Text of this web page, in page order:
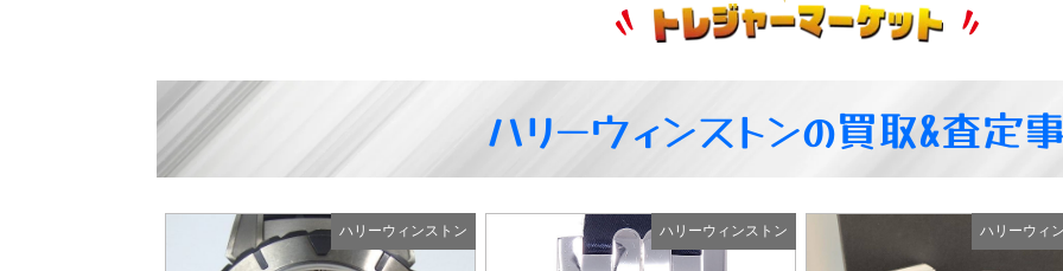
ハリーウィンストンの買取&査定
ハリーウィンストン ハリーウィンストン ハリーウィ